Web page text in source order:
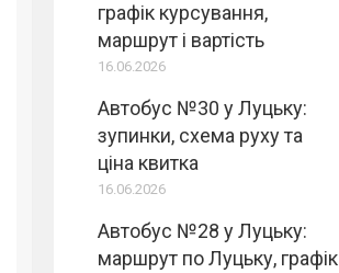
графік курсування,
маршрут і вартість
16.06.2026
Автобус №30 у Луцьку:
зупинки, схема руху та
ціна квитка
16.06.2026
Автобус №28 у Луцьку:
маршрут по Луцьку, графік